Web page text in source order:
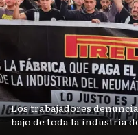
Los trabajadores
bajo de toda la industria